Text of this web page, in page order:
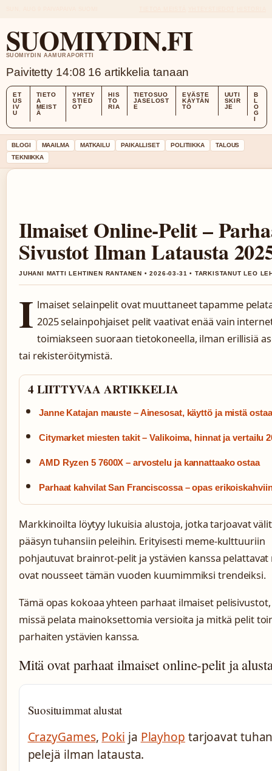
SUOMIYDIN.FI
SUOMIYDIN AAMURAPORTTI
Paivitetty 14:08 16 artikkelia tanaan
ET
US
IV
U
TIETO
A
MEIST
Ä
YHTEY
STIED
OT
HIS
TO
RIA
TIETOSUO
JASELOST
E
EVÄSTE
KÄYTÄN
TÖ
UUTI
SKIR
JE
B
L
O
G
I
BLOGI MAAILMA MATKAILU PAIKALLISET POLITIIKKA
TALOUS
TEKNIIKKA
Ilmaiset Online-Pelit –
Sivustot Ilman Latausta
JUHANI MATTI LEHTINEN RANTANEN • 2026-03-31 • TARKISTANUT LEO
I lmaiset selainpelit ovat muuttaneet tapamme
2025 selainpohjaiset pelit vaativat enää vain
toimiakseen suoraan tietokoneella, ilman erillisiä
tai rekisteröitymistä.
4 LIITTYVAA ARTIKKELIA
Janne Katajan mauste – Ainesosat, käyttö ja mistä ostaa
Citymarket miesten takit – Valikoima, hinnat ja vertailu
AMD Ryzen 5 7600X – arvostelu ja kannattaako ostaa
Parhaat kahvilat San Franciscossa – opas
Markkinoilta löytyy lukuisia alustoja, jotka tarjoavat
pääsyn tuhansiin peleihin. Erityisesti meme-kulttuuriin
pohjautuvat brainrot-pelit ja ystävien kanssa
ovat nousseet tämän vuoden kuumimmiksi trendeiksi.
Tämä opas kokoaa yhteen parhaat ilmaiset
missä pelata mainoksettomia versioita ja mitkä pelit
parhaiten ystävien kanssa.
Mitä ovat parhaat ilmaiset online-pelit ja
Suosituimmat alustat
CrazyGames, Poki ja Playhop tarjoavat
pelejä ilman latausta.